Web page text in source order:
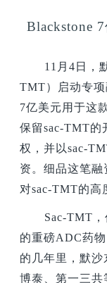
Blackstone 7
11 月4日，
TMT）启动专
7亿美元用于这
保留sac-TMT的
权，并以sac-
资。细品这笔
对sac-TMT的高
Sac-TMT
的重磅ADC药
的几年里，默
博泰、第一三